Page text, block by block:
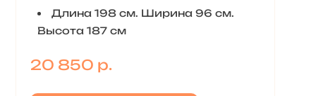
Длина 198 см. Ширина 96 см.
Высота 187 см
20 850 р.